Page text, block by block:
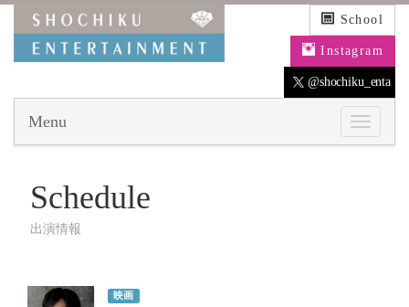
School
Instagram
@shochiku_enta
Menu
Schedule
出演情報
映画